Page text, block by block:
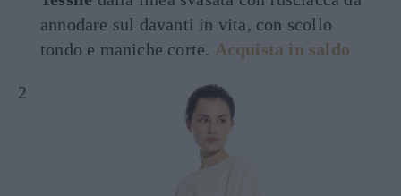
annodare sul davanti in vita, con scollo
tondo e maniche corte. Acquista in saldo